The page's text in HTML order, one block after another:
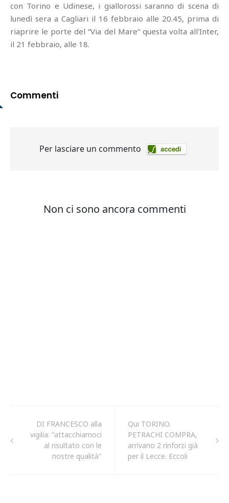
con Torino e Udinese, i giallorossi saranno di scena di
lunedì sera a Cagliari il 16 febbraio alle 20.45, prima di
riaprire le porte del “Via del Mare” questa volta all'Inter,
il 21 febbraio, alle 18.
Commenti
DI FRANCESCO alla
vigilia: "attacchiamoci
al risultato con le
nostre qualità"
Qui TORINO.
PETRACHI COMPRA,
arrivano 2 rinforzi già
per il Lecce. Eccoli